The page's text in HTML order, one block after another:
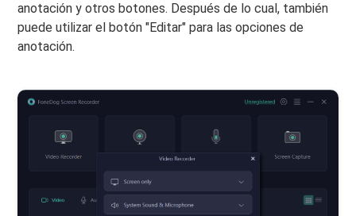
anotación y otros botones. Después de lo cual, también
puede utilizar el botón "Editar" para las opciones de
anotación.